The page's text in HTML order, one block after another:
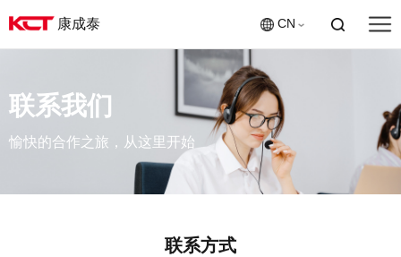
康成泰 CN
联系我们
愉快的合作之旅，从这里开始
联系方式